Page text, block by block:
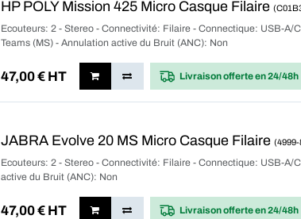
HP POLY Mission 425 Micro Casque Filaire
Ecouteurs: 2 - Stereo - Connectivité: Filaire - Connectique: USB-
Teams (MS) - Annulation active du Bruit (ANC): Non
47,00€ HT Livraison offerteen 24/48h
JABRA Evolve 20 MS Micro Casque Filaire (4999-
Ecouteurs: 2 - Stereo - Connectivité: Filaire - Connectique: USB-A/
active du Bruit (ANC): Non
47,00€ HT Livraison offerteen 24/48h